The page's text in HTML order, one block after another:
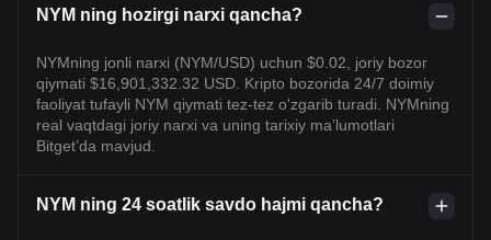
NYM ning hozirgi narxi qancha?
NYMning jonli narxi (NYM/USD) uchun $0.02, joriy bozor
qiymati $16,901,332.32 USD. Kripto bozorida 24/7 doimiy
faoliyat tufayli NYM qiymati tez-tez o'zgarib turadi. NYMning
real vaqtdagi joriy narxi va uning tarixiy maʼlumotlari
Bitget’da mavjud.
NYM ning 24 soatlik savdo hajmi qancha?